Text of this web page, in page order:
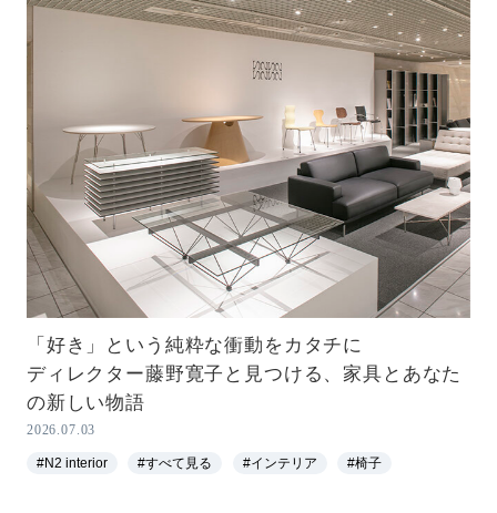
「好き」という純粋な衝動をカタチに
ディレクター藤野寛子と見つける、家具とあなた
の新しい物語
2026.07.03
#N2 interior #すべて見る #インテリア #椅子